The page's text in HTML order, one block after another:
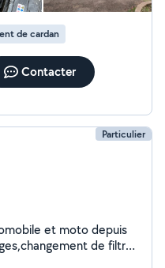
de cardan
Contacter
Particulier
et moto depuis
de filtres